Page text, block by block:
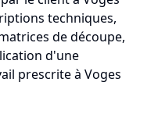
techniques,
de découpe,
d'une
prescrite à Voges